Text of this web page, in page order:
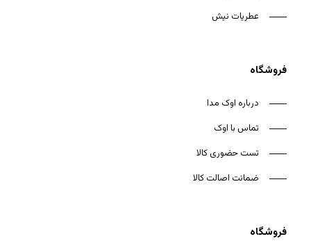
عطریات نیش
فروشگاه
درباره اوک مدا
تماس با اوک
تست حضوری کالا
ضمانت اصالت کالا
فروشگاه